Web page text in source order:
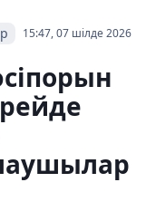
15:47, 07 шілде 2026